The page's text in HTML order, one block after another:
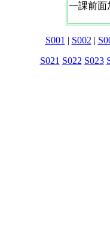
一課前面
S001 | S002 |
S021 S022 S023